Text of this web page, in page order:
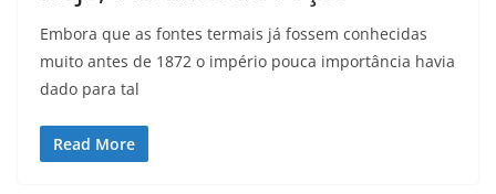
Embora que as fontes termais já fossem conhecidas
muito antes de 1872 o império pouca importância havia
dado para tal
Read More